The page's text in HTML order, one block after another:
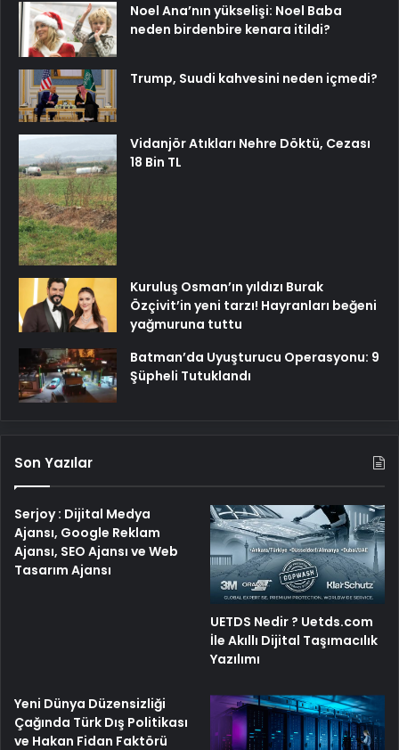
Noel Ana’nın yükselişi: Noel Baba
neden birdenbire kenara itildi?
Trump, Suudi kahvesini neden içmedi?
Vidanjör Atıkları Nehre Döktü, Cezası
18 Bin TL
Kuruluş Osman’ın yıldızı Burak
Özçivit’in yeni tarzı! Hayranları beğeni
yağmuruna tuttu
Batman’da Uyuşturucu Operasyonu: 9
Şüpheli Tutuklandı
Son Yazılar
Serjoy : Dijital Medya
Ajansı, Google Reklam
Ajansı, SEO Ajansı ve Web
Tasarım Ajansı
UETDS Nedir ? Uetds.com
İle Akıllı Dijital Taşımacılık
Yazılımı
Yeni Dünya Düzensizliği
Çağında Türk Dış Politikası
ve Hakan Fidan Faktörü